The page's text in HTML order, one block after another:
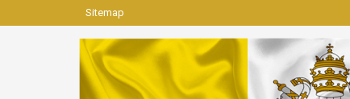
Sitemap